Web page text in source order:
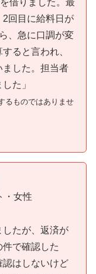
回目に給料日が
、急に口調が変
ると言われ、
ました。担当者
た」
るものではありませ
・女性
したが、返済が
で確認した
認はしないけど